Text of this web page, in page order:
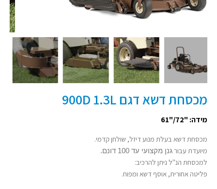
מכסחת דשא דגם 900D 1.3L
מידה: "72/"61
מכסחת דשא בעלת מנוע דיזל, שולחן קדמי.
מיועדת עבורגנן מקצועי עד 100 דונם.
למכסחת הנ"ל ניתן להרכיב:
פליטה אחורית, אוסף דשא ומפוח.